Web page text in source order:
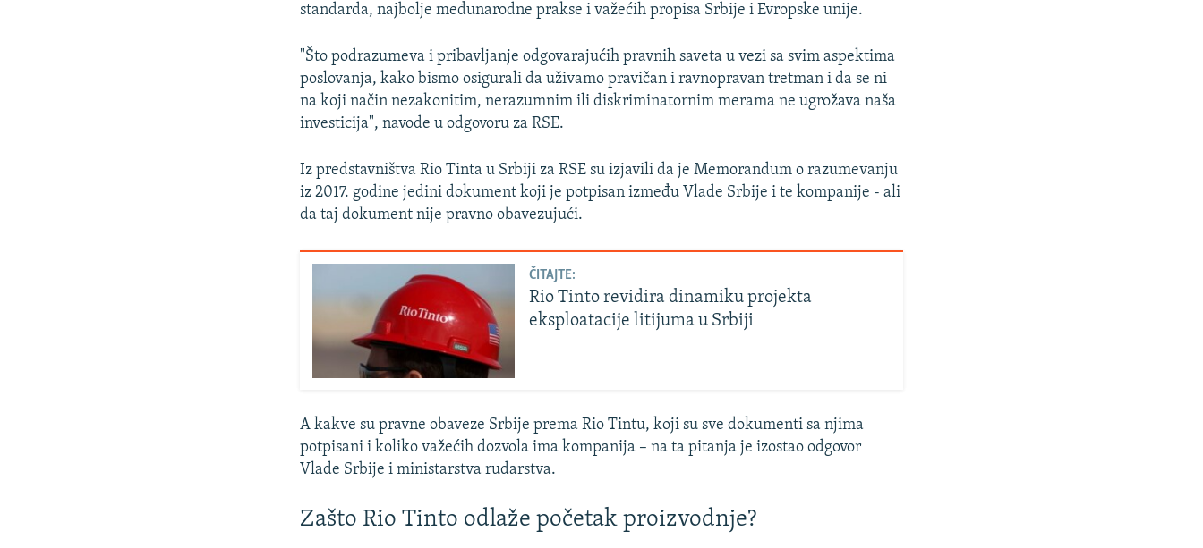
standarda, najbolje međunarodne prakse i važećih propisa Srbije i Evropske unije.
"Što podrazumeva i pribavljanje odgovarajućih pravnih saveta u vezi sa svim aspektima
poslovanja, kako bismo osigurali da uživamo pravičan i ravnopravan tretman i da se ni
na koji način nezakonitim, nerazumnim ili diskriminatornim merama ne ugrožava naša
investicija", navode u odgovoru za RSE.
Iz predstavništva Rio Tinta u Srbiji za RSE su izjavili da je Memorandum o razumevanju
iz 2017. godine jedini dokument koji je potpisan između Vlade Srbije i te kompanije - ali
da taj dokument nije pravno obavezujući.
ČITAJTE:
Rio Tinto revidira dinamiku projekta
eksploatacije litijuma u Srbiji
A kakve su pravne obaveze Srbije prema Rio Tintu, koji su sve dokumenti sa njima
potpisani i koliko važećih dozvola ima kompanija – na ta pitanja je izostao odgovor
Vlade Srbije i ministarstva rudarstva.
Zašto Rio Tinto odlaže početak proizvodnje?